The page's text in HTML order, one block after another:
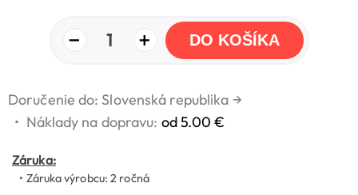
− 1 + DO KOŠÍKA
Doručenie do: Slovenská republika →
• Náklady na dopravu: od 5.00 €
Záruka:
• Záruka výrobcu: 2 ročná